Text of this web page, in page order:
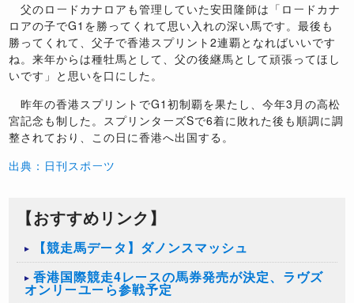
父のロードカナロアも管理していた安田隆師は「ロードカナ
ロアの子でG1を勝ってくれて思い入れの深い馬です。最後も
勝ってくれて、父子で香港スプリント2連覇となればいいです
ね。来年からは種牡馬として、父の後継馬として頑張ってほし
いです」と思いを口にした。
昨年の香港スプリントでG1初制覇を果たし、今年3月の高松
宮記念も制した。スプリンターズSで6着に敗れた後も順調に調
整されており、この日に香港へ出国する。
出典：日刊スポーツ
【おすすめリンク】
【競走馬データ】ダノンスマッシュ
香港国際競走4レースの馬券発売が決定、ラヴズ
オンリーユーら参戦予定